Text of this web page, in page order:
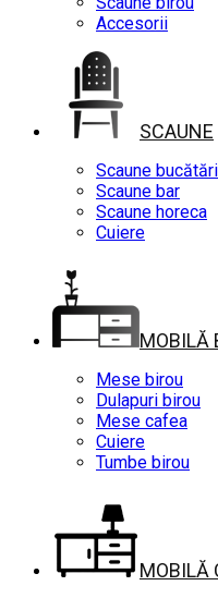
Accesorii
SCAUNE
Scaune
Scaune bar
Scaune horeca
Cuiere
MOBILĂ
Mese birou
Dulapuri birou
Mese cafea
Cuiere
Tumbe birou
MOBILĂ